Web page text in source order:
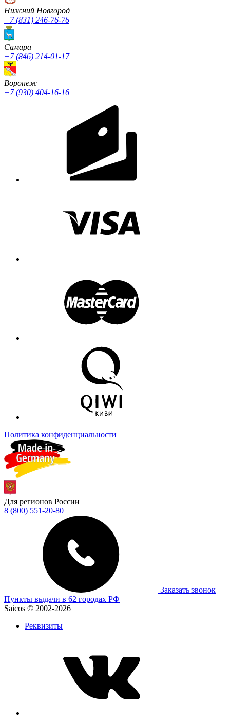
Нижний Новгород
+7 (831) 246-76-76
Cамара
+7 (846) 214-01-17
Воронеж
+7 (930) 404-16-16
Политика конфиденциальности
Для регионов России
8 (800) 551-20-80
Заказать звонок
Пункты выдачи в 62 городах РФ
Saicos © 2002-2026
Реквизиты